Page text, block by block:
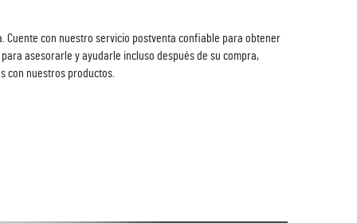
Cuente con nuestro servicio postventa confiable para obtener
asesorarle y ayudarle incluso después de su compra,
con nuestros productos.